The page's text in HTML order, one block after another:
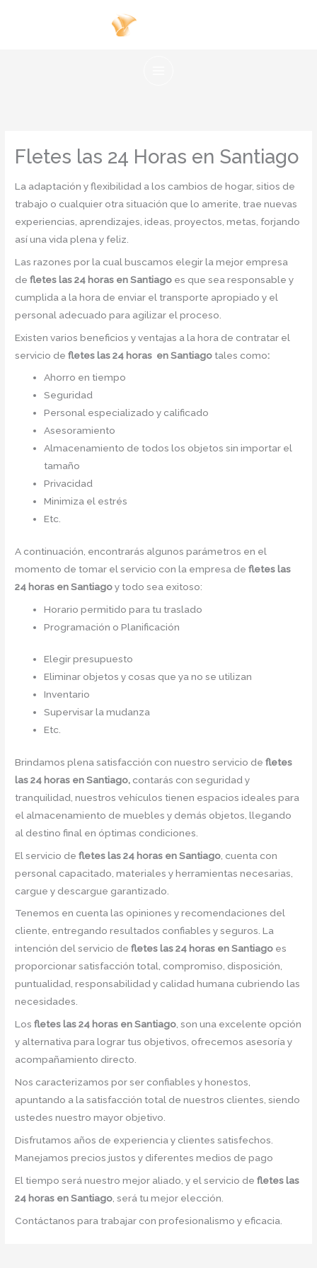
Fletes las 24 Horas en Santiago
La adaptación y flexibilidad a los cambios de hogar, sitios de
trabajo o cualquier otra situación que lo amerite, trae nuevas
experiencias, aprendizajes, ideas, proyectos, metas, forjando
así una vida plena y feliz.
Las razones por la cual buscamos elegir la mejor empresa
de fletes las 24 horas en Santiago es que sea responsable y
cumplida a la hora de enviar el transporte apropiado y el
personal adecuado para agilizar el proceso.
Existen varios beneficios y ventajas a la hora de contratar el
servicio defletes las 24 horas en Santiago tales como:
Ahorro en tiempo
Seguridad
Personal especializado y calificado
Asesoramiento
Almacenamiento de todos los objetos sin importar el
tamaño
Privacidad
Minimiza el estrés
Etc.
A continuación, encontrarás algunos parámetros en el
momento de tomar el servicio con la empresa defletes las
24 horas en Santiagoy todo sea exitoso:
Horario permitido para tu traslado
Programación o Planificación
Elegir presupuesto
Eliminar objetos y cosas que ya no se utilizan
Inventario
Supervisar la mudanza
Etc.
Brindamos plena satisfacción con nuestro servicio defletes
las 24 horas en Santiago, contarás con seguridad y
tranquilidad, nuestros vehículos tienen espacios ideales para
el almacenamiento de muebles y demás objetos, llegando
al destino final en óptimas condiciones.
El servicio defletes las 24 horas en Santiago , cuenta con
personal capacitado, materiales y herramientas necesarias,
cargue y descargue garantizado.
Tenemos en cuenta las opiniones y recomendaciones del
cliente, entregando resultados confiables y seguros. La
intención del servicio defletes las 24 horas en Santiago es
proporcionar satisfacción total, compromiso, disposición,
puntualidad, responsabilidad y calidad humana cubriendo las
necesidades.
Losfletes las 24 horas en Santiago, son una excelente opción
y alternativa para lograr tus objetivos, ofrecemos asesoría y
acompañamiento directo.
Nos caracterizamos por ser confiables y honestos,
apuntando a la satisfacción total de nuestros clientes, siendo
ustedes nuestro mayor objetivo.
Disfrutamos años de experiencia y clientes satisfechos.
Manejamos precios justos y diferentes medios de pago
El tiempo será nuestro mejor aliado, y el servicio defletes las
24 horas en Santiago , será tu mejor elección.
Contáctanos para trabajar con profesionalismo y eficacia.